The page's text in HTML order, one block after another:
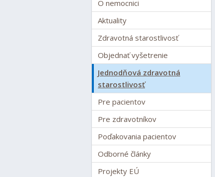
O nemocnici
Aktuality
Zdravotná starostlivosť
Objednať vyšetrenie
Jednodňová zdravotná
starostlivosť
Pre pacientov
Pre zdravotníkov
Poďakovania pacientov
Odborné články
Projekty EÚ